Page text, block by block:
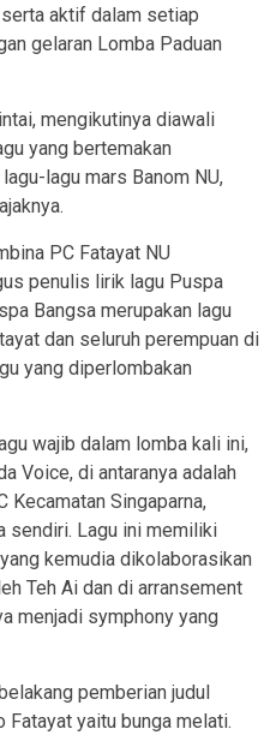
aktif dalam setiap
gelaran Lomba Paduan
mengikutinya diawali
yang bertemakan
lagu mars Banom NU,
PC Fatayat NU
penulis lirik lagu Puspa
Bangsa merupakan lagu
dan seluruh perempuan di
yang diperlombakan
wajib dalam lomba kali ini,
Voice, di antaranya adalah
Kecamatan Singaparna,
sendiri. Lagu ini memiliki
kemudia dikolaborasikan
Teh Ai dan di arransement
menjadi symphony yang
pemberian judul
Fatayat yaitu bunga melati.